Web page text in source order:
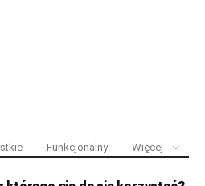
Funkcjonalny Więcej